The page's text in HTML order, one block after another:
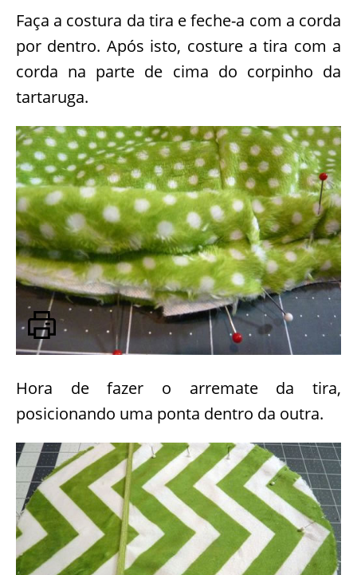
Faça a costura da tira e feche-a com a corda
por dentro. Após isto, costure a tira com a
corda na parte de cima do corpinho da
tartaruga.
Hora de fazer o arremate da tira,
posicionando uma ponta dentro da outra.